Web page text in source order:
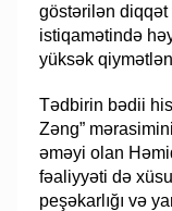
göstərilən diqqət
istiqamətində
yüksək
Tədbirin bədii
Zəng”
əməyi olan
fəaliyyəti də
peşəkarlığı və